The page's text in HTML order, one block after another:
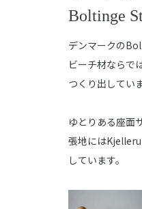
Boltinge
デンマークの
ビーチ材ならで
つくり出していま
ゆとりある座面
張地には
しています。